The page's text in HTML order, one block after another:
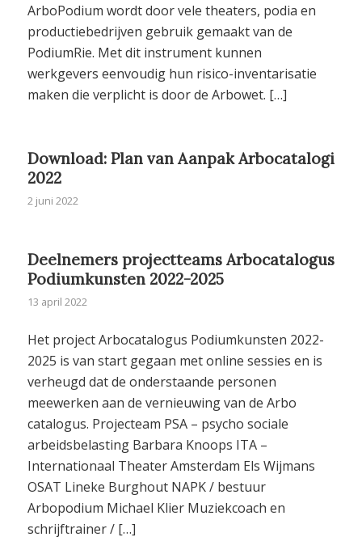
ArboPodium wordt door vele theaters, podia en
productiebedrijven gebruik gemaakt van de
PodiumRie. Met dit instrument kunnen
werkgevers eenvoudig hun risico-inventarisatie
maken die verplicht is door de Arbowet. […]
Download: Plan van Aanpak Arbocatalogi
2022
2 juni 2022
Deelnemers projectteams Arbocatalogus
Podiumkunsten 2022-2025
13 april 2022
Het project Arbocatalogus Podiumkunsten 2022-
2025 is van start gegaan met online sessies en is
verheugd dat de onderstaande personen
meewerken aan de vernieuwing van de Arbo
catalogus. Projecteam PSA – psycho sociale
arbeidsbelasting Barbara Knoops ITA –
Internationaal Theater Amsterdam Els Wijmans
OSAT Lineke Burghout NAPK / bestuur
Arbopodium Michael Klier Muziekcoach en
schrijftrainer / […]